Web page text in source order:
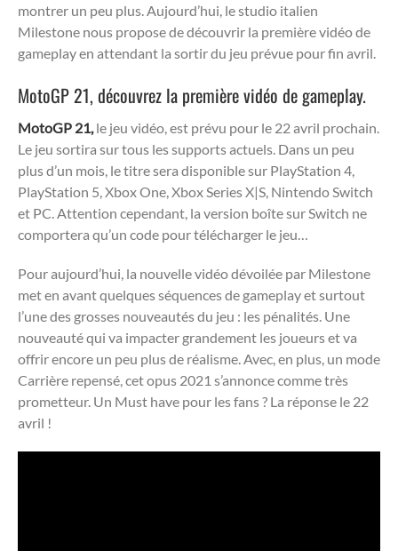
montrer un peu plus. Aujourd’hui, le studio italien
Milestone nous propose de découvrir la première vidéo de
gameplay en attendant la sortir du jeu prévue pour fin avril.
MotoGP 21, découvrez la première vidéo de gameplay.
MotoGP 21,le jeu vidéo, est prévu pour le 22 avril prochain.
Le jeu sortira sur tous les supports actuels. Dans un peu
plus d’un mois, le titre sera disponible sur PlayStation 4,
PlayStation 5, Xbox One, Xbox Series X|S, Nintendo Switch
et PC. Attention cependant, la version boîte sur Switch ne
comportera qu’un code pour télécharger le jeu…
Pour aujourd’hui, la nouvelle vidéo dévoilée par Milestone
met en avant quelques séquences de gameplay et surtout
l’une des grosses nouveautés du jeu : les pénalités. Une
nouveauté qui va impacter grandement les joueurs et va
offrir encore un peu plus de réalisme. Avec, en plus, un mode
Carrière repensé, cet opus 2021 s’annonce comme très
prometteur. Un Must have pour les fans ? La réponse le 22
avril !